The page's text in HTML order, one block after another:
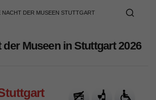
NACHT DER MUSEEN STUTTGART
der Museen in Stuttgart 2026